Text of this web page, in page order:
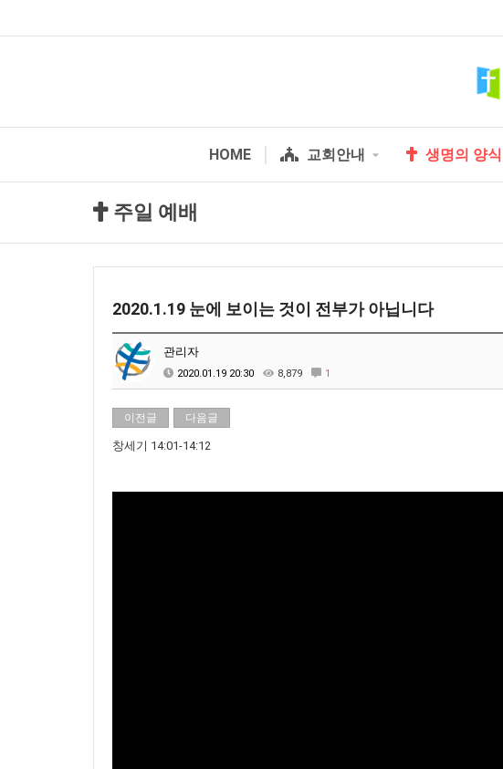
HOME 교회안내 생명의 양식
주일 예배
2020.1.19 눈에 보이는 것이 전부가 아닙니다
관리자
2020.01.19 20:30 8,879 1
이전글 다음글
창세기 14:01-14:12